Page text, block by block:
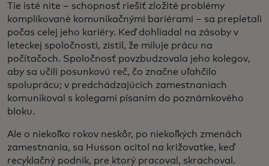
Tie isté nite – schopnosť riešiť zložité problémy
komplikované komunikačnými bariérami – sa prepletali
počas celej jeho kariéry. Keď dohliadal na zásoby v
leteckej spoločnosti, zistil, že miluje prácu na
počítačoch. Spoločnosť povzbudzovala jeho kolegov,
aby sa učili posunkovú reč, čo značne uľahčilo
spoluprácu; v predchádzajúcich zamestnaniach
komunikoval s kolegami písaním do poznámkového
bloku.
Ale o niekoľko rokov neskôr, po niekoľkých zmenách
zamestnania, sa Husson ocitol na križovatke, keď
recyklačný podnik, pre ktorý pracoval, skrachoval.